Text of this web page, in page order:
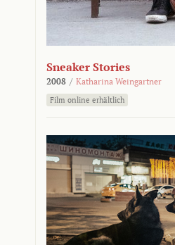
Sneaker Stories
2008 / Katharina Weingartner
Film online erhältlich